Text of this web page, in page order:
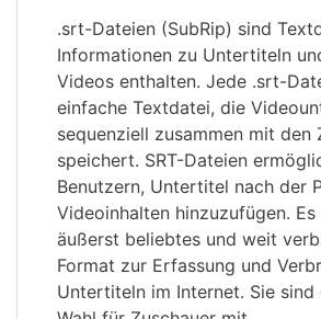
.srt-Dateien (SubRip) sind
Informationen zu Untertiteln
Videos enthalten. Jede .srt-
einfache Textdatei, die
sequenziell zusammen mit den
speichert. SRT-Dateien
Benutzern, Untertitel nach der
Videoinhalten hinzuzufügen.
äußerst beliebtes und weit
Format zur Erfassung und
Untertiteln im Internet. Sie sind